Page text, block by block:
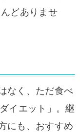
どありませ
なく、ただ食べ
イエット」。継
にも、おすすめ